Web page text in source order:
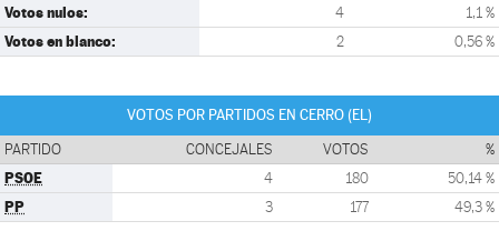
Votos nulos: 4 1,1 %
Votos en blanco: 2 0,56 %
VOTOS POR PARTIDOS EN CERRO (EL)
PARTIDO CONCEJALES VOTOS %
PSOE 4 180 50,14 %
PP 3 177 49,3 %